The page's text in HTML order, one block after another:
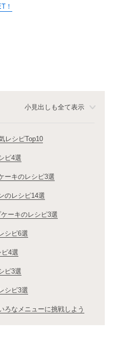
！
小見出しも全て表示
レシピTop10
ピ4選
ーキのレシピ3選
のレシピ14選
ーキのレシピ3選
シピ6選
4選
ピ3選
シピ3選
ろなメニューに挑戦しよう